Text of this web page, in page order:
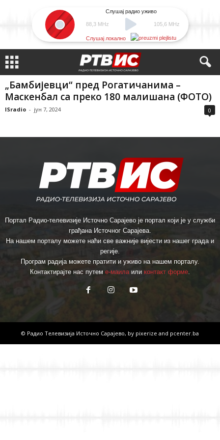
88,3 MHz
Слушај радио уживо
105,6 MHz
Слушај локално
„Бамбијевци“ пред Рогатичанима –
Маскенбал са преко 180 малишана (ФОТО)
ISradio - јун 7, 2024 0
Портал Радио-телевизије Источно Сарајево је портал који је у служби
грађана Источног Сарајева.
На нашем порталу можете наћи све важније вијести из нашег града и
регије.
Програм радија можете пратити и уживо на нашем порталу.
Контактирајте нас путем е-маилаили контакт форме.
© Радио Телевизија Источно Сарајево, by pixerize and pcenter.ba